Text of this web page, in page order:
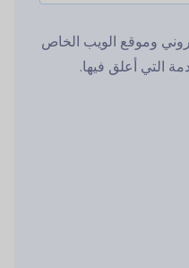
وموقع الويب الخاص
التي أعلق فيها.